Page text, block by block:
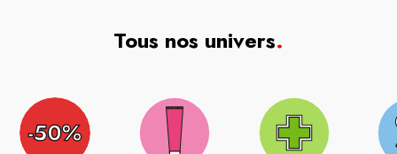
Tous nos univers.